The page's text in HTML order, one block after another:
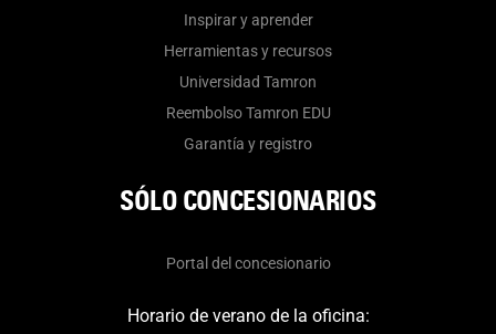
Inspirar y aprender
Herramientas y recursos
Universidad Tamron
Reembolso Tamron EDU
Garantía y registro
SÓLO CONCESIONARIOS
Portal del concesionario
Horario de verano de la oficina: